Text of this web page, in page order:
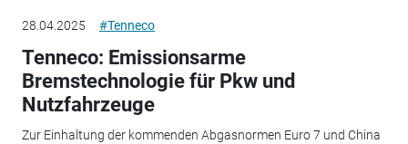
28.04.2025 #Tenneco
Tenneco: Emissionsarme
Bremstechnologie für Pkw und
Nutzfahrzeuge
Zur Einhaltung der kommenden Abgasnormen Euro 7 und China